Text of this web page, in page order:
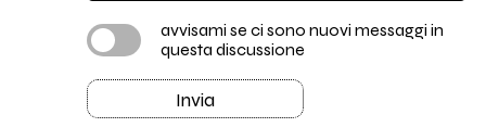
avvisami se ci sono nuovi messaggi in
questa discussione
Invia